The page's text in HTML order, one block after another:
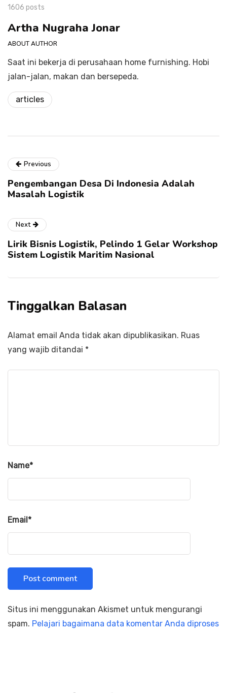
1606 posts
Artha Nugraha Jonar
ABOUT AUTHOR
Saat ini bekerja di perusahaan home furnishing. Hobi
jalan-jalan, makan dan bersepeda.
articles
Previous
Pengembangan Desa Di Indonesia Adalah
Masalah Logistik
Next
Lirik Bisnis Logistik, Pelindo 1 Gelar Workshop
Sistem Logistik Maritim Nasional
Tinggalkan Balasan
Alamat email Anda tidak akan dipublikasikan. Ruas
yang wajib ditandai *
Name*
Email*
Situs ini menggunakan Akismet untuk mengurangi
spam. Pelajari bagaimana data komentar Anda diproses